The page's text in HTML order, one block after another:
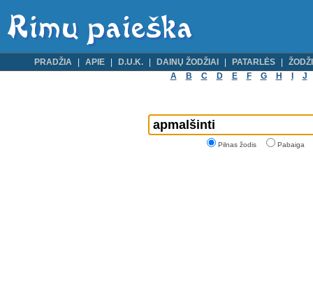
PRADŽIA APIE D.U.K. DAINŲ ŽODŽIAI PATARLĖS
A
B C D E F G H J
Pilnas žodis Pabaiga